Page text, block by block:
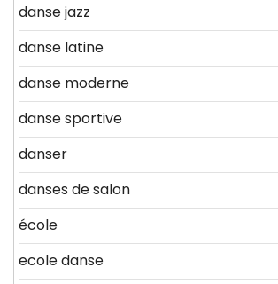
danse jazz
danse latine
danse moderne
danse sportive
danser
danses de salon
école
ecole danse